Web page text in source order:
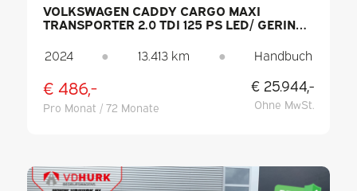
VOLKSWAGEN CADDY CARGO MAXI
TRANSPORTER 2.0 TDI 125 PS LED/ GERINGE
2024
● 13.413 km ● Handbuch
€ 486,-
Pro Monat / 72 Monate
€ 25.944,-
Ohne MwSt.